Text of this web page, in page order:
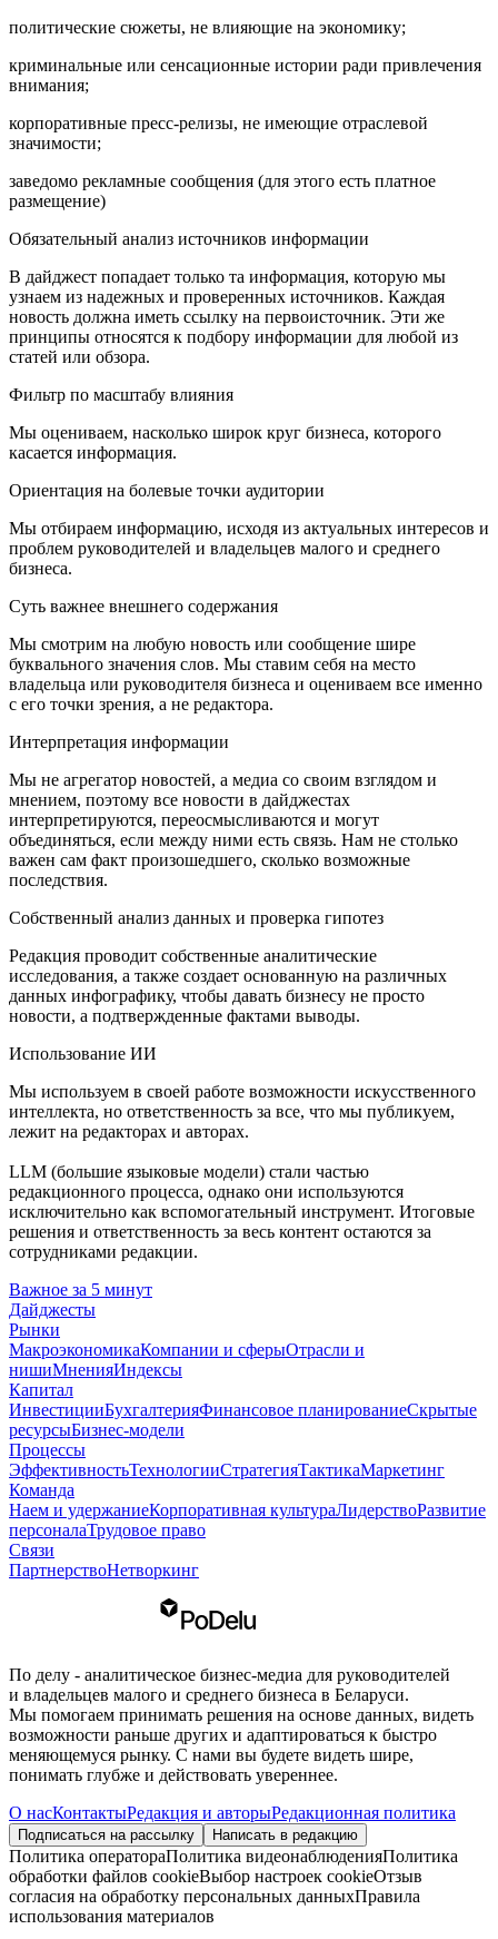
политические сюжеты, не влияющие на экономику;
криминальные или сенсационные истории ради привлечения
внимания;
корпоративные пресс-релизы, не имеющие отраслевой
значимости;
заведомо рекламные сообщения (для этого есть платное
размещение)
Обязательный анализ источников информации
В дайджест попадает только та информация, которую мы
узнаем из надежных и проверенных источников. Каждая
новость должна иметь ссылку на первоисточник. Эти же
принципы относятся к подбору информации для любой из
статей или обзора.
Фильтр по масштабу влияния
Мы оцениваем, насколько широк круг бизнеса, которого
касается информация.
Ориентация на болевые точки аудитории
Мы отбираем информацию, исходя из актуальных интересов и
проблем руководителей и владельцев малого и среднего
бизнеса.
Суть важнее внешнего содержания
Мы смотрим на любую новость или сообщение шире
буквального значения слов. Мы ставим себя на место
владельца или руководителя бизнеса и оцениваем все именно
с его точки зрения, а не редактора.
Интерпретация информации
Мы не агрегатор новостей, а медиа со своим взглядом и
мнением, поэтому все новости в дайджестах
интерпретируются, переосмысливаются и могут
объединяться, если между ними есть связь. Нам не столько
важен сам факт произошедшего, сколько возможные
последствия.
Собственный анализ данных и проверка гипотез
Редакция проводит собственные аналитические
исследования, а также создает основанную на различных
данных инфографику, чтобы давать бизнесу не просто
новости, а подтвержденные фактами выводы.
Использование ИИ
Мы используем в своей работе возможности искусственного
интеллекта, но ответственность за все, что мы публикуем,
лежит на редакторах и авторах.
LLM (большие языковые модели) стали частью
редакционного процесса, однако они используются
исключительно как вспомогательный инструмент. Итоговые
решения и ответственность за весь контент остаются за
сотрудниками редакции.
Важное за 5 минут
Дайджесты
Рынки
МакроэкономикаКомпании и сферыОтрасли и
нишиМненияИндексы
Капитал
ИнвестицииБухгалтерияФинансовое планированиеСкрытые
ресурсыБизнес-модели
Процессы
ЭффективностьТехнологииСтратегияТактикаМаркетинг
Команда
Наем и удержаниеКорпоративная культураЛидерствоРазвитие
персоналаТрудовое право
Связи
ПартнерствоНетворкинг
По делу - аналитическое бизнес-медиа для руководителей
и владельцев малого и среднего бизнеса в Беларуси.
Мы помогаем принимать решения на основе данных, видеть
возможности раньше других и адаптироваться к быстро
меняющемуся рынку. С нами вы будете видеть шире,
понимать глубже и действовать увереннее.
О насКонтактыРедакция и авторыРедакционная политика
Подписаться на рассылку Написать в редакцию
Политика оператораПолитика видеонаблюденияПолитика
обработки файлов cookieВыбор настроек cookieОтзыв
согласия на обработку персональных данныхПравила
использования материалов